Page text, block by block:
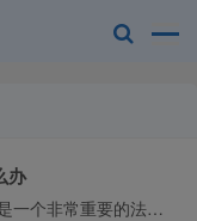
办
申请宣告商标无效是一个非常重要的法律程序，通常用于撤销一个您认为已经注册但不符合商标法规定的商标。整个流程可以概括为以下几个核心阶段，构卓企服为您···